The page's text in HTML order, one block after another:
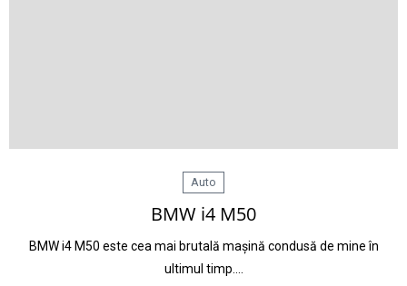
Auto
BMW i4 M50
BMW i4 M50 este cea mai brutală mașină condusă de mine în
ultimul timp.…